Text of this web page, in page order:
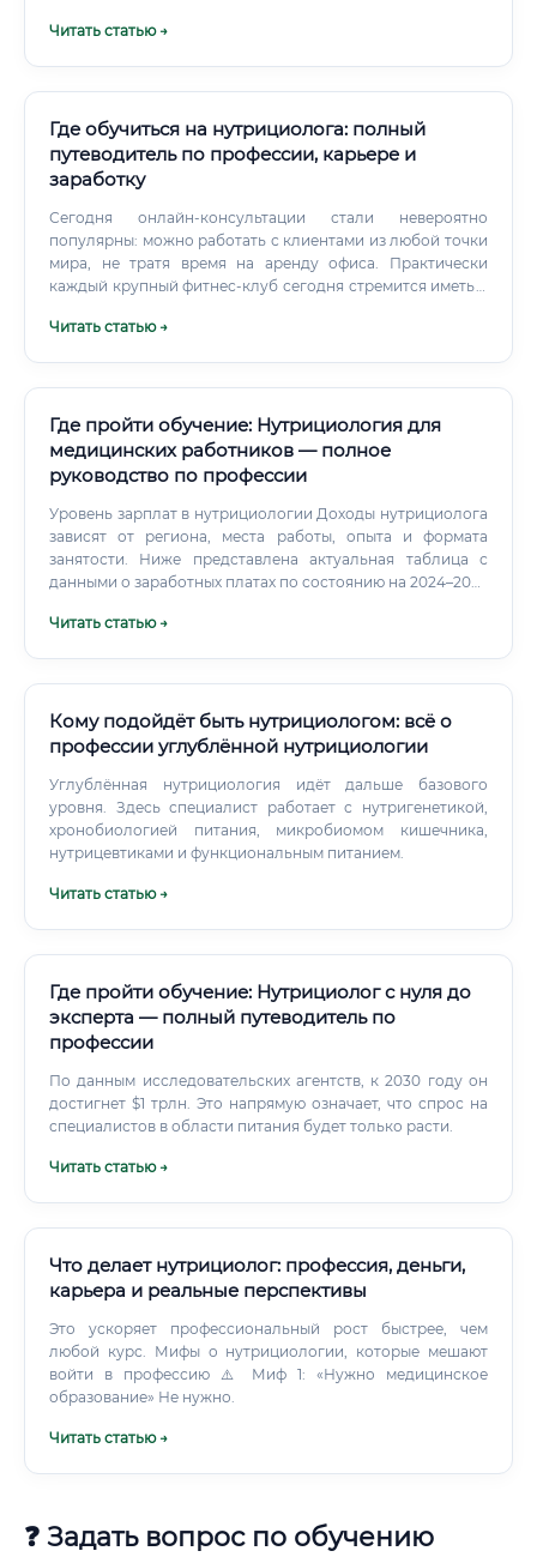
Читать статью →
Где обучиться на нутрициолога: полный
путеводитель по профессии, карьере и
заработку
Сегодня онлайн-консультации стали невероятно
популярны: можно работать с клиентами из любой точки
мира, не тратя время на аренду офиса. Практически
каждый крупный фитнес-клуб сегодня стремится иметь в
клиентов и конкурентное преимущество клуба.
Читать статью →
Где пройти обучение: Нутрициология для
медицинских работников — полное
руководство по профессии
Уровень зарплат в нутрициологии Доходы нутрициолога
зависят от региона, места работы, опыта и формата
занятости. Ниже представлена актуальная таблица с
данными о заработных платах по состоянию на 2024–2025
Читать статью →
Кому подойдёт быть нутрициологом: всё о
профессии углублённой нутрициологии
Углублённая нутрициология идёт дальше базового
уровня. Здесь специалист работает с нутригенетикой,
хронобиологией питания, микробиомом кишечника,
нутрицевтиками и функциональным питанием.
Читать статью →
Где пройти обучение: Нутрициолог с нуля до
эксперта — полный путеводитель по
профессии
По данным исследовательских агентств, к 2030 году он
достигнет $1 трлн. Это напрямую означает, что спрос на
специалистов в области питания будет только расти.
Читать статью →
Что делает нутрициолог: профессия, деньги,
карьера и реальные перспективы
Это ускоряет профессиональный рост быстрее, чем
любой курс. Мифы о нутрициологии, которые мешают
войти в профессию ⚠️ Миф 1: «Нужно медицинское
образование» Не нужно.
Читать статью →
❓ Задать вопрос по обучению